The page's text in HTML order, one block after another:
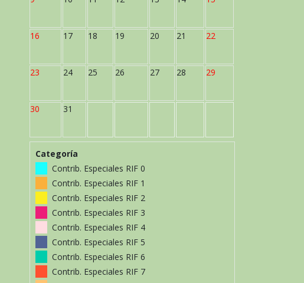
16 17 18 19 20 21 22
23 24 25 26 27 28 29
30 31
Categoría
Contrib. Especiales RIF 0
Contrib. Especiales RIF 1
Contrib. Especiales RIF 2
Contrib. Especiales RIF 3
Contrib. Especiales RIF 4
Contrib. Especiales RIF 5
Contrib. Especiales RIF 6
Contrib. Especiales RIF 7